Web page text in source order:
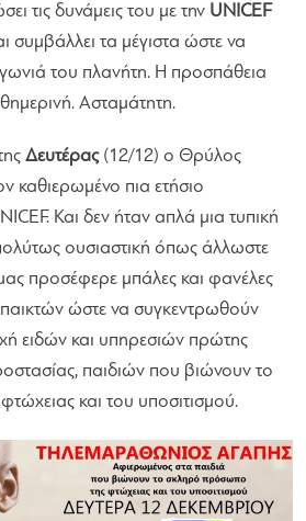
τις δυνάμεις του με την UNICEF
συμβάλλει τα μέγιστα ώστε να
του πλανήτη. Η προσπάθεια
Ασταμάτητη.
Δευτέρας (12/12) ο Θρύλος
καθιερωμένο πια ετήσιο
Και δεν ήταν απλά μια τυπική
ουσιαστική όπως άλλωστε
προσέφερε μπάλες και φανέλες
ώστε να συγκεντρωθούν
ειδών και υπηρεσιών πρώτης
παιδιών που βιώνουν το
και του υποσιτισμού.